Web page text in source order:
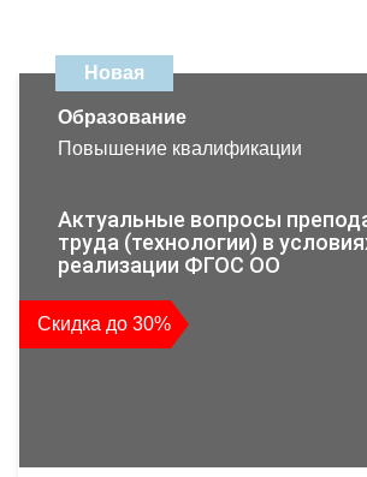
Новая
Образование
Повышение квалификации
Актуальные вопросы
труда (технологии) в
реализации ФГОС ОО
Скидка до 30%